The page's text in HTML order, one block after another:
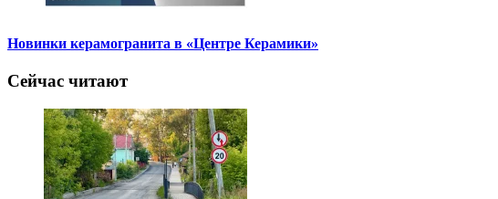
Новинки керамогранита в «Центре Керамики»
Сейчас читают